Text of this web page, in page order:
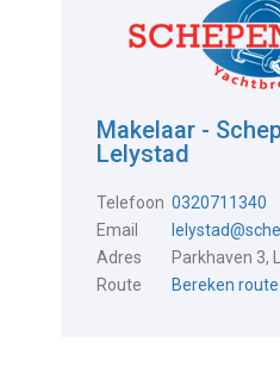
Makelaar -
Lelystad
Telefoon 0320711340
Email
Adres
Parkhaven 3,
Route
Bereken route